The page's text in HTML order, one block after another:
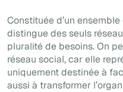
Constituée d’un
distingue des seuls
pluralité de besoins. On
réseau social, car elle
uniquement destinée à
aussi à transformer